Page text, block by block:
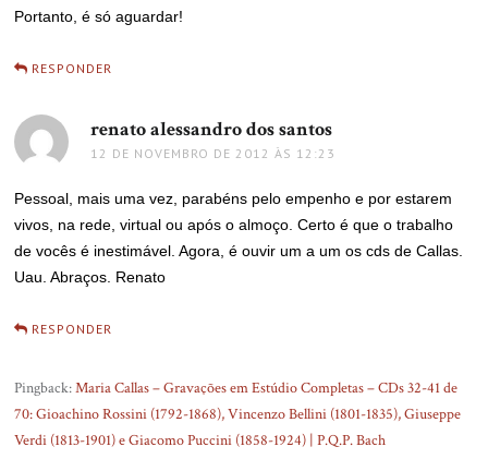
Portanto, é só aguardar!
RESPONDER
renato alessandro dos santos
12 DE NOVEMBRO DE 2012 ÀS 12:23
Pessoal, mais uma vez, parabéns pelo empenho e por estarem
vivos, na rede, virtual ou após o almoço. Certo é que o trabalho
de vocês é inestimável. Agora, é ouvir um a um os cds de Callas.
Uau. Abraços. Renato
RESPONDER
Pingback:Maria Callas – Gravações em Estúdio Completas – CDs 32-41 de
70: Gioachino Rossini (1792-1868), Vincenzo Bellini (1801-1835), Giuseppe
Verdi (1813-1901) e Giacomo Puccini (1858-1924) | P.Q.P. Bach